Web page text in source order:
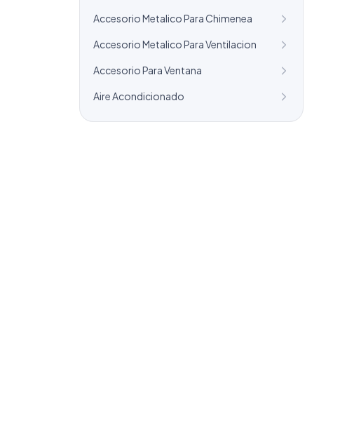
Accesorio Metalico Para Chimenea
Accesorio Metalico Para Ventilacion
Accesorio Para Ventana
Aire Acondicionado